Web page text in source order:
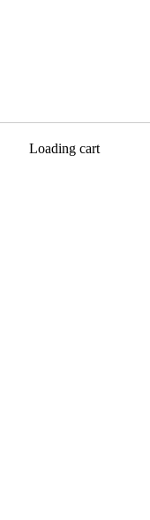
Loading cart